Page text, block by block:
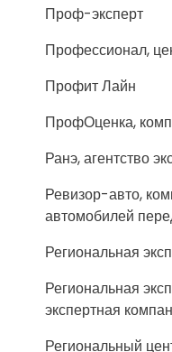
Проф-эксперт
Профессионал,
Профит Лайн
ПрофОценка,
Ранэ, агентство
Ревизор-авто,
автомобилей
Региональная
Региональная
экспертная
Региональный